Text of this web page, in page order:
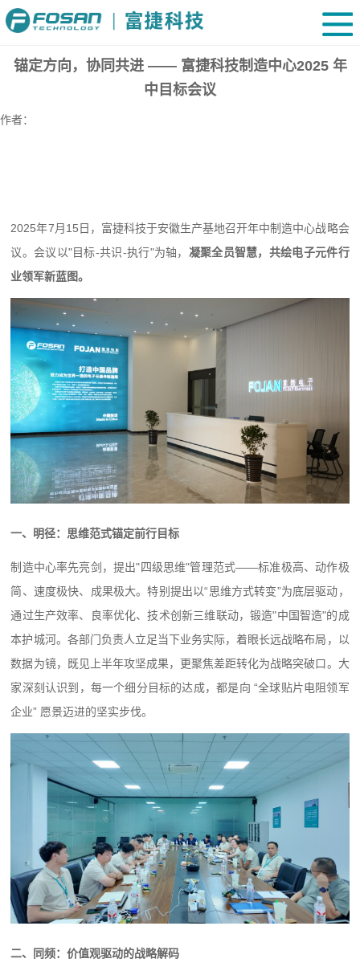
锚定方向，协同共进 —— 富捷科技制造中心2025 年
中目标会议
作者：
2025年7月15日，富捷科技于安徽生产基地召开年中制造中心战略会
议。会议以"目标-共识-执行"为轴， 凝聚全员智慧，共绘电子元件行
业领军新蓝图。
一、明径：思维范式锚定前行目标
制造中心率先亮剑，提出"四级思维"管理范式——标准极高、动作极
简、速度极快、成果极大。特别提出以“思维方式转变”为底层驱动，
通过生产效率、良率优化、技术创新三维联动，锻造"中国智造"的成
本护城河。各部门负责人立足当下业务实际，着眼长远战略布局，以
数据为镜，既见上半年攻坚成果，更聚焦差距转化为战略突破口。大
家深刻认识到，每一个细分目标的达成，都是向 “全球贴片电阻领军
企业” 愿景迈进的坚实步伐。
二、 同频：价值观驱动的战略解码